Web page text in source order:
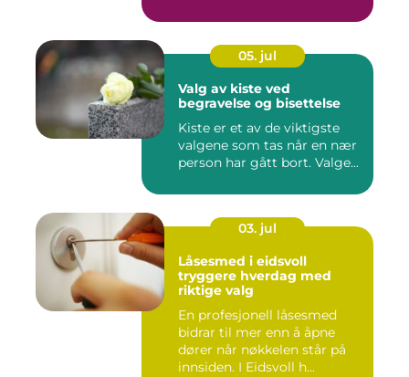
05. jul
Valg av kiste ved
begravelse og bisettelse
Kiste er et av de viktigste
valgene som tas når en nær
person har gått bort. Valge...
03. jul
Låsesmed i eidsvoll
tryggere hverdag med
riktige valg
En profesjonell låsesmed
bidrar til mer enn å åpne
dører når nøkkelen står på
innsiden. I Eidsvoll h...